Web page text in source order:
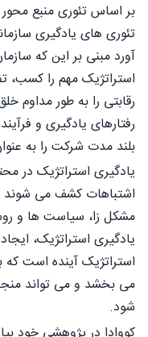
بر اساس تئوری منبع
تئوری های یادگیری
آورد مبنی بر این که
استراتژیک مهم را کسب،
رقابتی را به طور مداوم
رفتارهای یادگیری و
بلند مدت شرکت را به
یادگیری استراتژیک در
اشتباهات کشف می شوند
مشکل زا، سیاست ها و
یادگیری استراتژیک،
استراتژیک آینده است که
می بخشد و می تواند
شود.